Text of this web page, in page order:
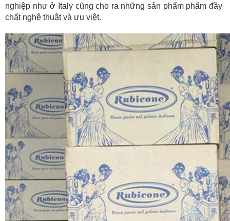
nghiệp như ở Italy cũng cho ra những sản phẩm phẩm đầy
chất nghệ thuật và ưu việt.